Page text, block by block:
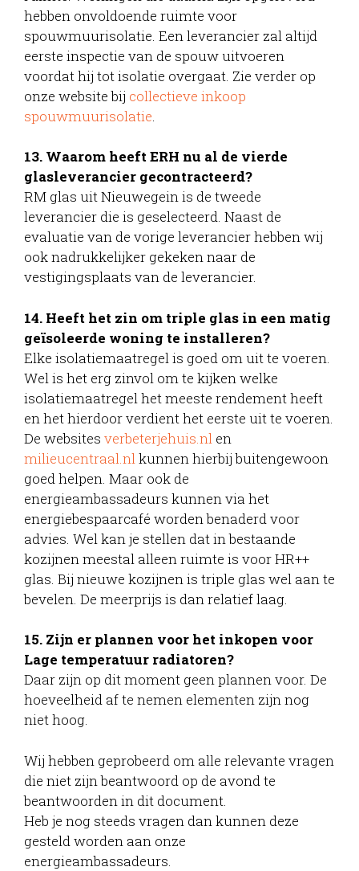
hebben onvoldoende ruimte voor
spouwmuurisolatie. Een leverancier zal altijd
eerste inspectie van de spouw uitvoeren
voordat hij tot isolatie overgaat. Zie verder op
onze website bij collectieve inkoop
spouwmuurisolatie
13. Waarom heeft ERH nu al de vierde
glasleverancier gecontracteerd?
RM glas uit Nieuwegein is de tweede
leverancier die is geselecteerd. Naast de
evaluatie van de vorige leverancier hebben wij
ook nadrukkelijker gekeken naar de
vestigingsplaats van de leverancier.
14. Heeft het zin om triple glas in een matig
geïsoleerde woning te installeren?
Elke isolatiemaatregel is goed om uit te voeren.
Wel is het erg zinvol om te kijken welke
isolatiemaatregel het meeste rendement heeft
en het hierdoor verdient het eerste uit te voeren.
De websites verbeterjehuis.nl en
milieucentraal.nl kunnen hierbij buitengewoon
goed helpen. Maar ook de
energieambassadeurs kunnen via het
energiebespaarcafé worden benaderd voor
advies. Wel kan je stellen dat in bestaande
kozijnen meestal alleen ruimte is voor HR++
glas. Bij nieuwe kozijnen is triple glas wel aan te
bevelen. De meerprijs is dan relatief laag.
15. Zijn er plannen voor het inkopen voor
Lage temperatuur radiatoren?
Daar zijn op dit moment geen plannen voor. De
hoeveelheid af te nemen elementen zijn nog
niet hoog.
Wij hebben geprobeerd om alle relevante vragen
die niet zijn beantwoord op de avond te
beantwoorden in dit document.
Heb je nog steeds vragen dan kunnen deze
gesteld worden aan onze
energieambassadeurs.